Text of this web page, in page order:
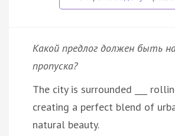
Какой предлог должен быть
пропуска?
The city is surrounded ___
creating a perfect blend of
natural beauty.